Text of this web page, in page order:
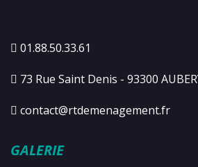
01.88.50.33.61
73 Rue Saint Denis - 93300
contact@rtdemenagement.fr
GALERIE